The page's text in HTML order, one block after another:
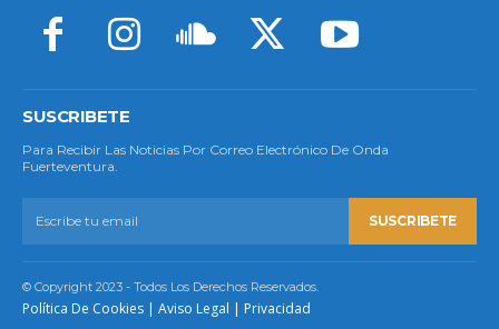
SUSCRIBETE
Para Recibir Las Noticias Por Correo Electrónico De Onda
Fuerteventura.
SUSCRIBETE
© Copyright 2023 - Todos Los Derechos Reservados.
Política De Cookies | Aviso Legal | Privacidad